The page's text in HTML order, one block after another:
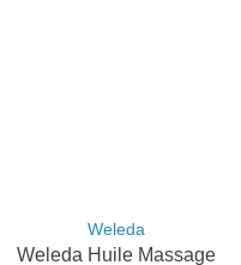
Weleda
Weleda Huile Massage